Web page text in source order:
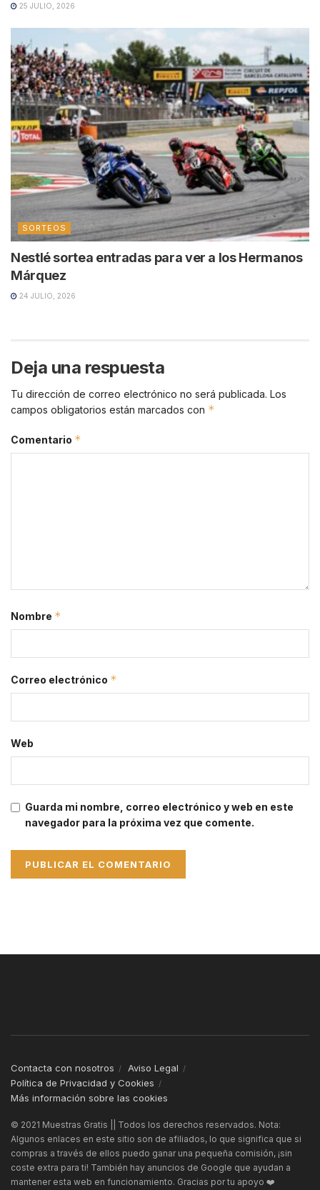
25 JULIO, 2026
SORTEOS
Nestlé sortea entradas para ver a los Hermanos
Márquez
24 JULIO, 2026
Deja una respuesta
Tu dirección de correo electrónico no será publicada. Los
campos obligatorios están marcados con *
Comentario *
Nombre *
Correo electrónico *
Web
Guarda mi nombre, correo electrónico y web en este
navegador para la próxima vez que comente.
Contacta con nosotros
Aviso Legal
Política de Privacidad y Cookies
Más información sobre las cookies
© 2021 Muestras Gratis || Todos los derechos reservados. Nota:
Algunos enlaces en este sitio son de afiliados, lo que significa que si
compras a través de ellos puedo ganar una pequeña comisión, ¡sin
coste extra para ti! También hay anuncios de Google que ayudan a
mantener esta web en funcionamiento. Gracias por tu apoyo ❤️